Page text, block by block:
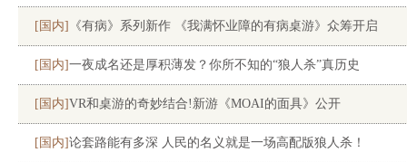
[国内] 《有病》系列新作 《我满怀业障的有病桌游》众筹开启
[国内]一夜成名还是厚积薄发？你所不知的“狼人杀”真历史
[国内]VR和桌游的奇妙结合!新游《MOAI的面具》公开
[国内]论套路能有多深 人民的名义就是一场高配版狼人杀！